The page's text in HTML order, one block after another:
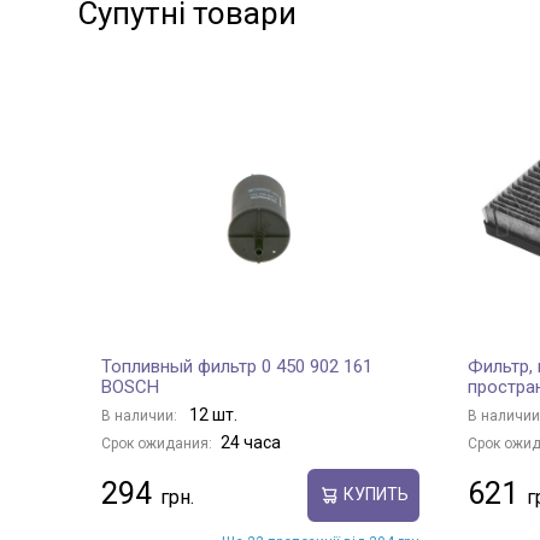
Супутні товари
Топливный фильтр 0 450 902 161
BOSCH
В наличии: 12 шт.
Срок ожидания: 24 часа
294 КУПИТЬ
Фильтр,
В
Срок
621